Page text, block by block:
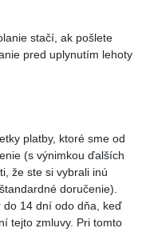
stačí, ak pošlete
pred uplynutím lehoty
platby, ktoré sme od
(s výnimkou ďalších
že ste si vybrali inú
doručenie).
do 14 dní odo dňa, keď
tejto zmluvy. Pri tomto